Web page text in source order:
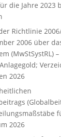
die Jahre 2023
Richtlinie
2006 über
(MwStSystRL) –
2026
2026